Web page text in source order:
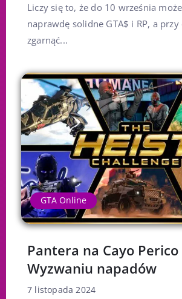
Liczy się to, że do 10 września
naprawdę solidne GTA$ i RP, a przy
zgarnąć...
GTA Online
Pantera na Cayo Perico
Wyzwaniu napadów
7 listopada 2024